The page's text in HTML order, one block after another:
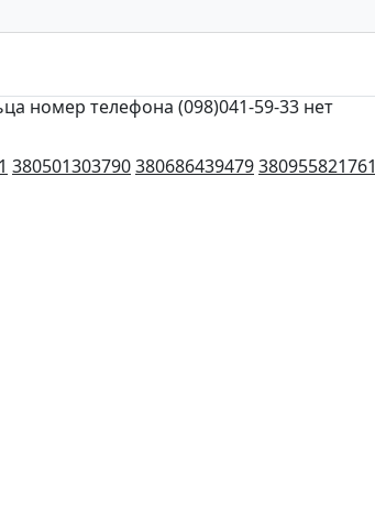
номер телефона (098)041-59-33 нет
380501303790380686439479380955821761